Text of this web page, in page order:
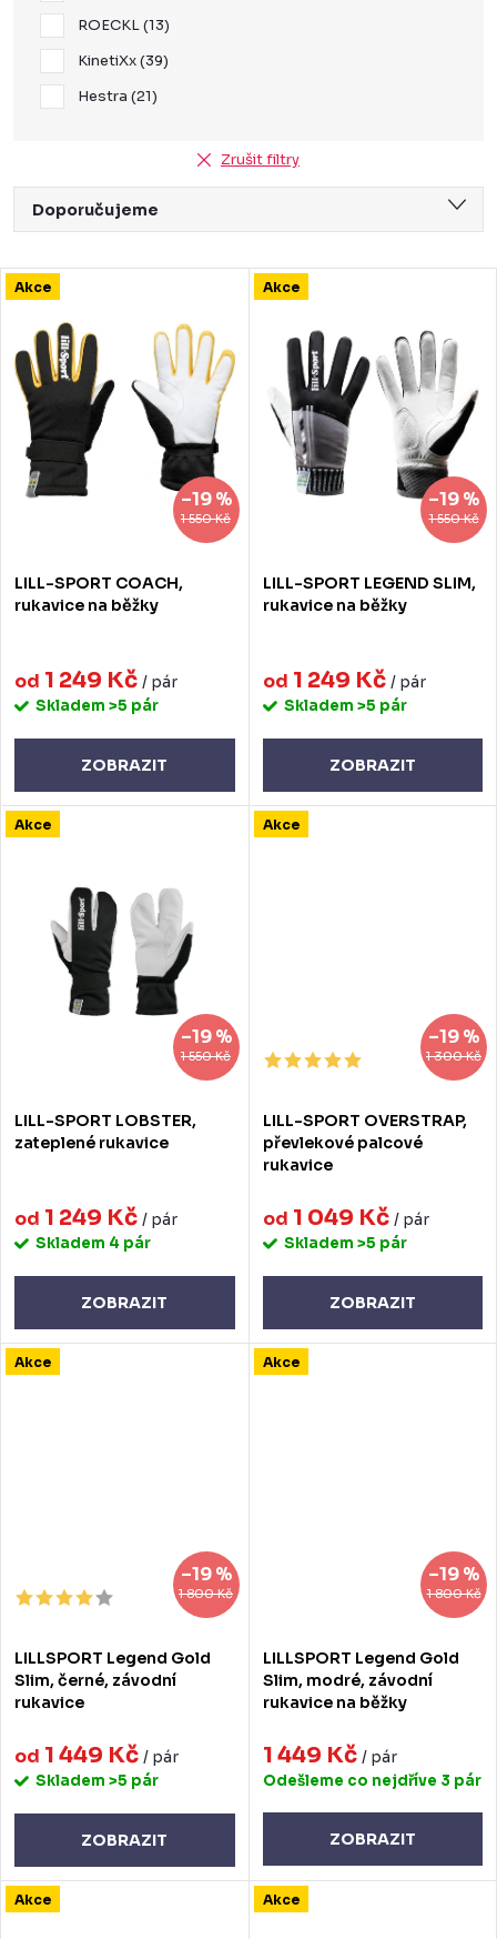
ROECKL 13
KinetiXx 39
Hestra 21
Zrušit filtry
Ř
a
z
n
í
p
u
t
ů
Doporučujeme
Nejdražší
Nejprodávanější
Abecedně
V
p
s
p
d
k
Akce
1 550 Kč
–19 %
LILL-SPORT COACH,
rukavice na běžky
od 1 249 Kč / pár
Skladem >5 pár
ZOBRAZIT
Akce
1 550 Kč
–19 %
LILL-SPORT LEGEND SLIM,
rukavice na běžky
od 1 249 Kč / pár
Skladem >5 pár
ZOBRAZIT
Akce
1 550 Kč
–19 %
LILL-SPORT LOBSTER,
zateplené rukavice
od 1 249 Kč / pár
Skladem 4 pár
ZOBRAZIT
Akce
1 300 Kč
–19 %
LILL-SPORT OVERSTRAP,
převlekové palcové
rukavice
od 1 049 Kč / pár
Skladem >5 pár
ZOBRAZIT
Akce
1 800 Kč
–19 %
LILLSPORT Legend Gold
Slim, černé, závodní
rukavice
od 1 449 Kč / pár
Skladem >5 pár
ZOBRAZIT
Akce
1 800 Kč
–19 %
LILLSPORT Legend Gold
Slim, modré, závodní
rukavice na běžky
1 449 Kč / pár
Odešleme co nejdříve 3 pár
ZOBRAZIT
Akce Akce